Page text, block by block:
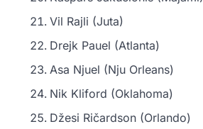
Vil Rajli (Juta)
Drejk Pauel (Atlanta)
Asa Njuel (Nju Orleans)
Nik Kliford (Oklahoma)
Džesi Ričardson (Orlando)